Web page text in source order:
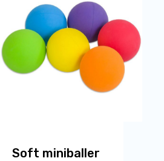
Soft miniballer